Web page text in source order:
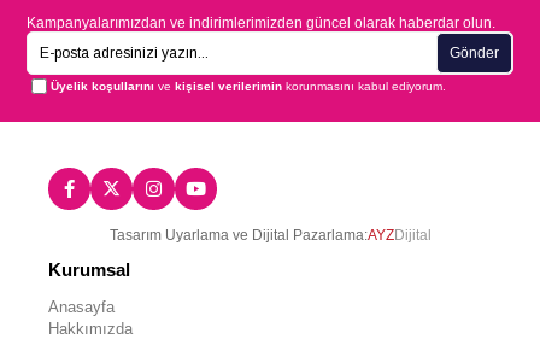
Kampanyalarımızdan ve indirimlerimizden güncel olarak haberdar olun.
Gönder
Üyelik koşullarını vekişisel verilerimin korunmasını kabul ediyorum.
Tasarım Uyarlama ve Dijital Pazarlama:AYZDijital
Kurumsal
Anasayfa
Hakkımızda